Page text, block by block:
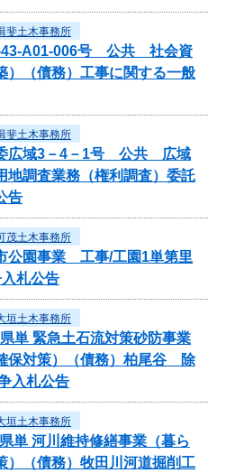
斐土木事務所
43-A01-006号 公共 社会資
）（債務）工事に関する一般
斐土木事務所
委広域3－4－1号 公共 広域
地調査業務（権利調査）委託
告
茂土木事務所
公園事業 工事/工園1単第里
札公告
垣土木事務所
単 緊急土石流対策砂防事業
保対策）（債務）柏尾谷 除
入札公告
垣土木事務所
単 河川維持修繕事業（暮ら
）（債務）牧田川河道掘削工